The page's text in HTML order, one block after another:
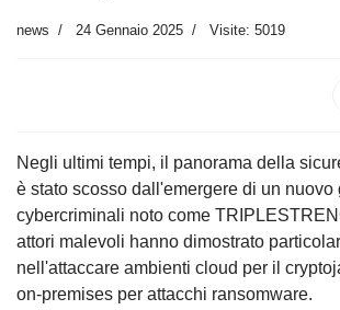
news 24 Gennaio 2025 Visite: 5019
Negli ultimi tempi, il panorama della
è stato scosso dall'emergere di un nuovo
cybercriminali noto come
attori malevoli hanno dimostrato
nell'attaccare ambienti cloud per il
on-premises per attacchi ransomware.